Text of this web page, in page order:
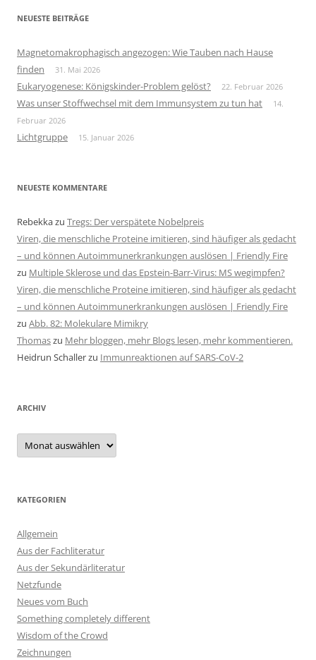
NEUESTE BEITRÄGE
Magnetomakrophagisch angezogen: Wie Tauben nach Hause
finden
31. Mai 2026
Eukaryogenese: Königskinder-Problem gelöst? 22. Februar 2026
Was unser Stoffwechsel mit dem Immunsystem zu tun hat
14.
Februar 2026
Lichtgruppe 15. Januar 2026
NEUESTE KOMMENTARE
Rebekkazu Tregs: Der verspätete Nobelpreis
Viren, die menschliche Proteine imitieren, sind häufiger als gedacht
– und können Autoimmunerkrankungen auslösen | Friendly Fire
zu Multiple Sklerose und das Epstein-Barr-Virus: MS wegimpfen?
Viren, die menschliche Proteine imitieren, sind häufiger als gedacht
– und können Autoimmunerkrankungen auslösen | Friendly Fire
zu Abb. 82: Molekulare Mimikry
Thomaszu Mehr bloggen, mehr Blogs lesen, mehr kommentieren.
Heidrun Schallerzu Immunreaktionen auf SARS-CoV-2
ARCHIV
Archiv
KATEGORIEN
Allgemein
Aus der Fachliteratur
Aus der Sekundärliteratur
Netzfunde
Neues vom Buch
Something completely different
Wisdom of the Crowd
Zeichnungen